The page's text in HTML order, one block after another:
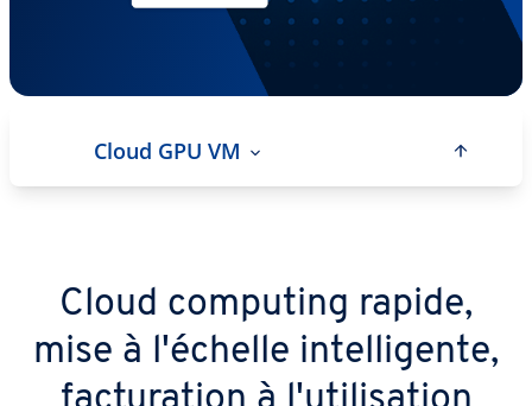
Cloud GPU VM
Cloud computing rapide,
mise à l'échelle intelligente,